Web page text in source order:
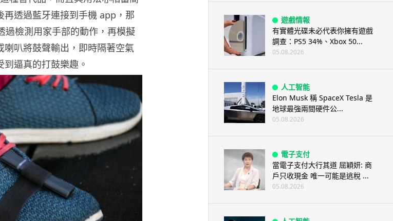
透過藍牙連接到手機 app，那
檢測用家手部的動作，再模擬
叭將鼓聲輸出，即時隔著空氣
逼真的打鼓樂趣。
遊戲情報
有實體光碟未必代表你擁有遊戲
調查：PS5 34%、Xbox 50...
05.08.2026
人工智能
Elon Musk 稱 SpaceX Tesla 是
地球最強兩間硬件公...
05.08.2026
電子支付
當電子支付大行其道 屈穎妍: 商
戶只收現金 唯一可能是逃稅 ...
05.08.2026